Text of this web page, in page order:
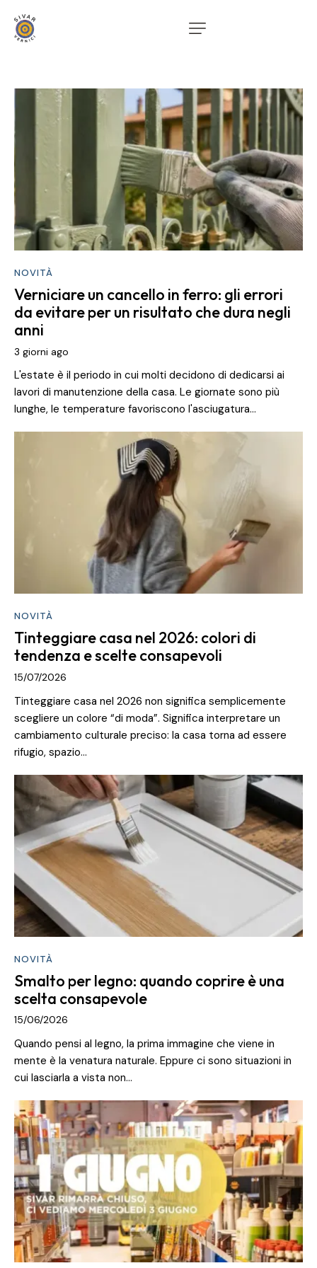
NOVITÀ
Verniciare un cancello in ferro: gli errori
da evitare per un risultato che dura negli
anni
3 giorni ago
L'estate è il periodo in cui molti decidono di dedicarsi ai
lavori di manutenzione della casa. Le giornate sono più
lunghe, le temperature favoriscono l'asciugatura…
NOVITÀ
Tinteggiare casa nel 2026: colori di
tendenza e scelte consapevoli
15/07/2026
Tinteggiare casa nel 2026 non significa semplicemente
scegliere un colore “di moda”. Significa interpretare un
cambiamento culturale preciso: la casa torna ad essere
rifugio, spazio…
NOVITÀ
Smalto per legno: quando coprire è una
scelta consapevole
15/06/2026
Quando pensi al legno, la prima immagine che viene in
mente è la venatura naturale. Eppure ci sono situazioni in
cui lasciarla a vista non…